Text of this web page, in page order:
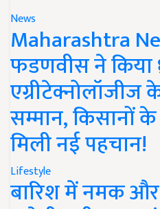
News
Maharashtra
फडणवीस ने किया
एग्रीटेक्नोलॉजीज
सम्मान, किसानों
मिली नई पहचान!
Lifestyle
बारिश में नमक